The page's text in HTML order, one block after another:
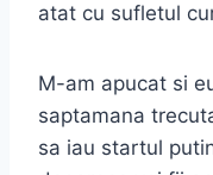
atat cu sufletul
M-am apucat si
saptamana
sa iau startul